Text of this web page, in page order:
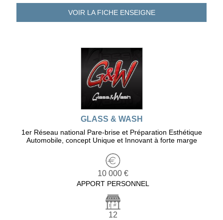
VOIR LA FICHEENSEIGNE
GLASS & WASH
1er Réseau national Pare-brise et Préparation Esthétique
Automobile, concept Unique et Innovant à forte marge
10 000 €
APPORT PERSONNEL
12